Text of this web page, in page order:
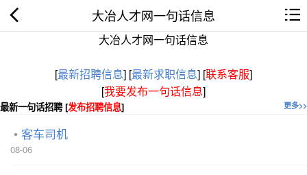
大冶人才网一句话信息
大冶人才网一句话信息
[最新招聘信息] [最新求职信息] [联系客服]
[我要发布一句话信息]
更多>>
最新一句话招聘 [发布招聘信息]
客车司机
08-06